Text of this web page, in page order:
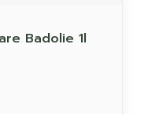
Badolie 1l